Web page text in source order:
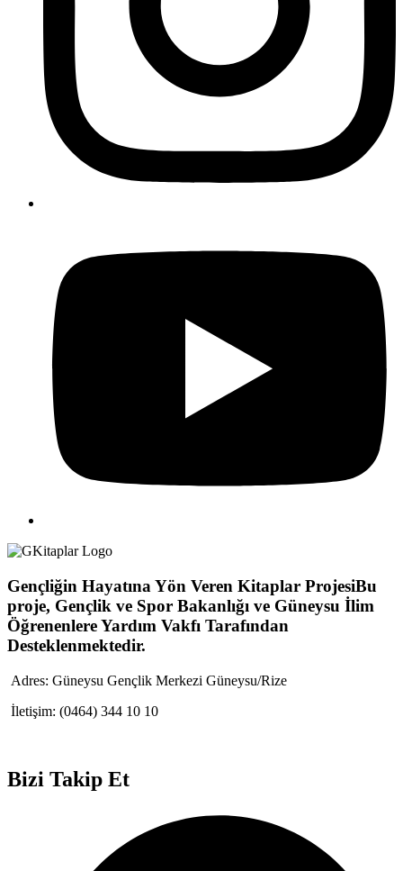
Gençliğin Hayatına Yön Veren Kitaplar ProjesiBu
proje, Gençlik ve Spor Bakanlığı ve Güneysu İlim
Öğrenenlere Yardım Vakfı Tarafından
Desteklenmektedir.
Adres: Güneysu Gençlik Merkezi Güneysu/Rize
İletişim: (0464) 344 10 10
Bizi Takip Et